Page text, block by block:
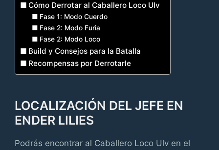
Cómo Derrotar al Caballero Loco Ulv
Fase 1: Modo Cuerdo
Fase 2: Modo Furia
Fase 2: Modo Loco
Build y Consejos para la Batalla
Recompensas por Derrotarle
LOCALIZACIÓN DEL JEFE EN
ENDER LILIES
Podrás encontrar al Caballero Loco Ulv en el